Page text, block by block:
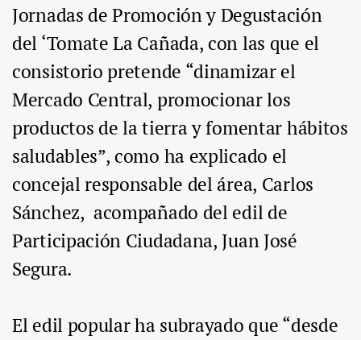
Jornadas de Promoción y Degustación
del ‘Tomate La Cañada, con las que el
consistorio pretende “dinamizar el
Mercado Central, promocionar los
productos de la tierra y fomentar hábitos
saludables”, como ha explicado el
concejal responsable del área, Carlos
Sánchez, acompañado del edil de
Participación Ciudadana, Juan José
Segura.
El edil popular ha subrayado que “desde